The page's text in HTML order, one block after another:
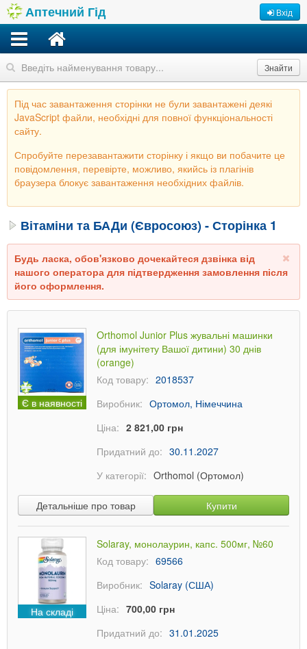
Аптечний Гід Вхід
Знайти
Під час завантаження сторінки не були завантажені деякі
JavaScript файли, необхідні для повної функціональності
сайту.
Спробуйте перезавантажити сторінку і якщо ви побачите це
повідомлення, перевірте, можливо, якийсь із плагінів
браузера блокує завантаження необхідних файлів.
Вітаміни та БАДи (Євросоюз) - Сторінка 1
Будь ласка, обов'язково дочекайтеся дзвінка від
нашого оператора для підтвердження замовлення після
його оформлення.
Є в наявності
Orthomol Junior Plus жувальні машинки
(для імунітету Вашої дитини) 30 днів
(orange)
Код товару: 2018537
Виробник: Ортомол, Німеччина
Ціна: 2 821,00 грн
Придатний до: 30.11.2027
У категорії: Orthomol (Ортомол)
Детальніше про товар Купити
На складі
Solaray, монолаурин, капс. 500мг, №60
Код товару: 69566
Виробник: Solaray (США)
Ціна: 700,00 грн
Придатний до: 31.01.2025